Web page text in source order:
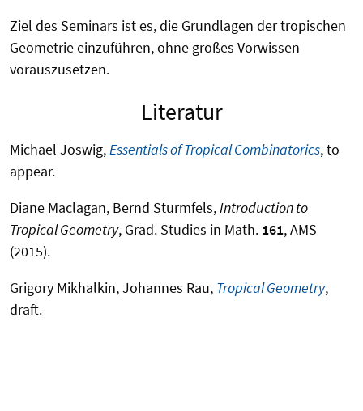
Ziel des Seminars ist es, die Grundlagen der tropischen
Geometrie einzuführen, ohne großes Vorwissen
vorauszusetzen.
Literatur
Michael Joswig,Essentials of Tropical Combinatorics, to
appear.
Diane Maclagan, Bernd Sturmfels,Introduction to
Tropical Geometry, Grad. Studies in Math. 161, AMS
(2015).
Grigory Mikhalkin, Johannes Rau, Tropical Geometry,
draft.